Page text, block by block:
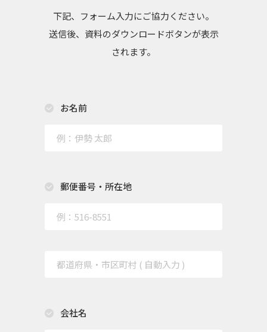
下記、フォーム入力にご協力ください。
送信後、資料のダウンロードボタンが表示
されます。
お名前
郵便番号・所在地
会社名